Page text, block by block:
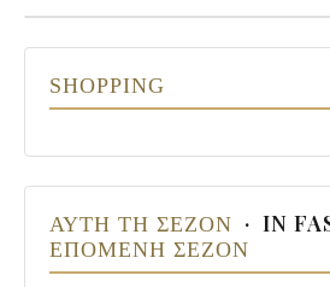
SHOPPING
ΑΥΤΗ ΤΗ ΣΕΖΟΝ · IN
ΕΠΟΜΕΝΗ ΣΕΖΟΝ